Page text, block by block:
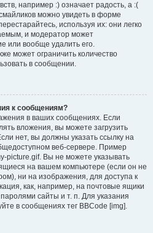
например :) означает радость, а :(
можно увидеть в форме
используя их: они легко
и модератор может
или вообще удалить его.
может ограничить количество
в сообщении.
к сообщениям?
в ваших сообщениях. Если
вложения, вы можете загрузить
нет, вы должны указать ссылку на
веб-сервере. Пример
picture.gif. Вы не можете указывать
на вашем компьютере (если он не
ни на изображения, для доступа к
как, например, на почтовые ящики
сайты и т. п. Для указания
в сообщениях тег BBCode [img].